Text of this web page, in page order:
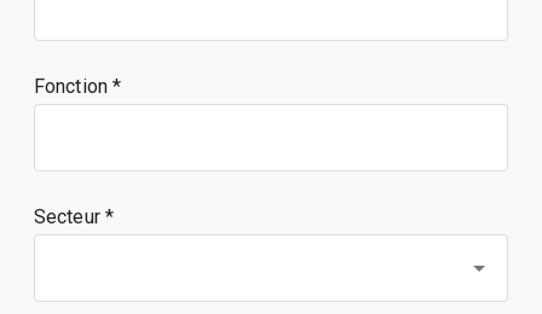
Fonction
Secteur *